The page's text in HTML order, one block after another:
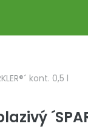
kont. 0,5 l